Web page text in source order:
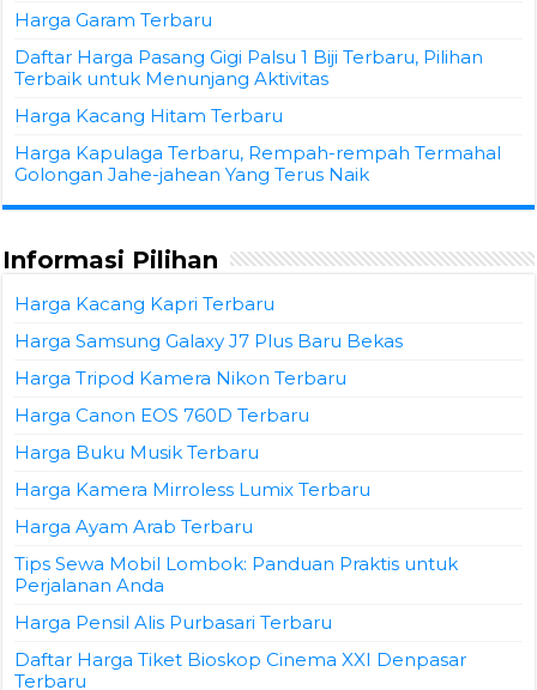
Harga Garam Terbaru
Daftar Harga Pasang Gigi Palsu 1 Biji Terbaru, Pilihan
Terbaik untuk Menunjang Aktivitas
Harga Kacang Hitam Terbaru
Harga Kapulaga Terbaru, Rempah-rempah Termahal
Golongan Jahe-jahean Yang Terus Naik
Informasi Pilihan
Harga Kacang Kapri Terbaru
Harga Samsung Galaxy J7 Plus Baru Bekas
Harga Tripod Kamera Nikon Terbaru
Harga Canon EOS 760D Terbaru
Harga Buku Musik Terbaru
Harga Kamera Mirroless Lumix Terbaru
Harga Ayam Arab Terbaru
Tips Sewa Mobil Lombok: Panduan Praktis untuk
Perjalanan Anda
Harga Pensil Alis Purbasari Terbaru
Daftar Harga Tiket Bioskop Cinema XXI Denpasar
Terbaru